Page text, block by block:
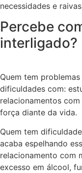
necessidades e
Percebe
interligado?
Quem tem
dificuldades com:
relacionamentos
força diante da vida.
Quem tem
acaba espelhando
relacionamento com
excesso em álcool,